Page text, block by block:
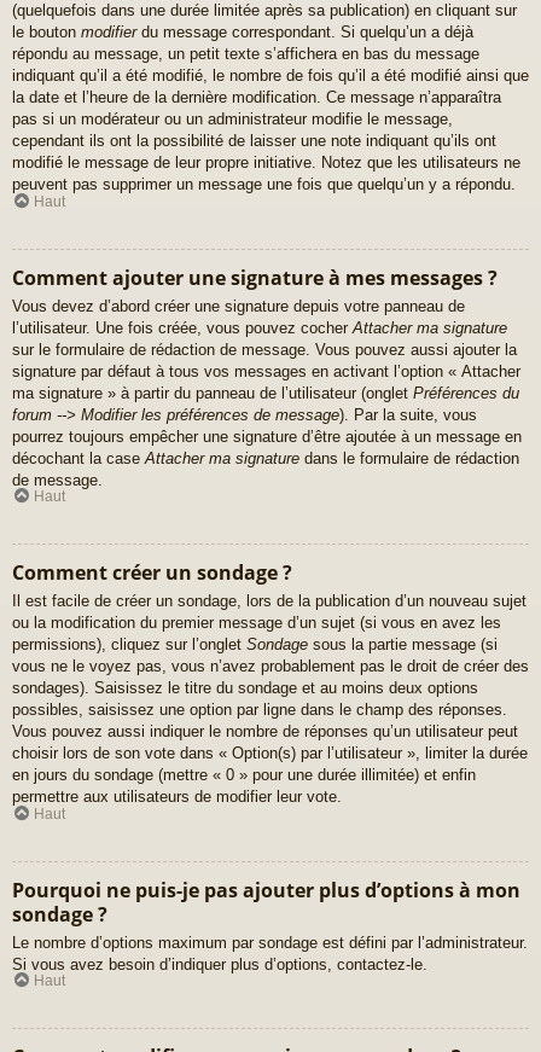
(quelquefois dans une durée limitée après sa publication) en cliquant sur
le bouton modifierdu message correspondant. Si quelqu’un a déjà
répondu au message, un petit texte s’affichera en bas du message
indiquant qu’il a été modifié, le nombre de fois qu’il a été modifié ainsi que
la date et l’heure de la dernière modification. Ce message n’apparaîtra
pas si un modérateur ou un administrateur modifie le message,
cependant ils ont la possibilité de laisser une note indiquant qu’ils ont
modifié le message de leur propre initiative. Notez que les utilisateurs ne
peuvent pas supprimer un message une fois que quelqu’un y a répondu.
Haut
Comment ajouter une signature à mes messages ?
Vous devez d’abord créer une signature depuis votre panneau de
l’utilisateur. Une fois créée, vous pouvez cocher Attacher ma signature
sur le formulaire de rédaction de message. Vous pouvez aussi ajouter la
signature par défaut à tous vos messages en activant l’option « Attacher
ma signature » à partir du panneau de l’utilisateur (onglet Préférences du
forum --> Modifier les préférences de message). Par la suite, vous
pourrez toujours empêcher une signature d’être ajoutée à un message en
décochant la case Attacher ma signature dans le formulaire de rédaction
de message.
Haut
Comment créer un sondage ?
Il est facile de créer un sondage, lors de la publication d’un nouveau sujet
ou la modification du premier message d’un sujet (si vous en avez les
permissions), cliquez sur l’onglet Sondage sous la partie message (si
vous ne le voyez pas, vous n’avez probablement pas le droit de créer des
sondages). Saisissez le titre du sondage et au moins deux options
possibles, saisissez une option par ligne dans le champ des réponses.
Vous pouvez aussi indiquer le nombre de réponses qu’un utilisateur peut
choisir lors de son vote dans « Option(s) par l’utilisateur », limiter la durée
en jours du sondage (mettre « 0 » pour une durée illimitée) et enfin
permettre aux utilisateurs de modifier leur vote.
Haut
Pourquoi ne puis-je pas ajouter plus d’options à mon
sondage ?
Le nombre d’options maximum par sondage est défini par l’administrateur.
Si vous avez besoin d’indiquer plus d’options, contactez-le.
Haut